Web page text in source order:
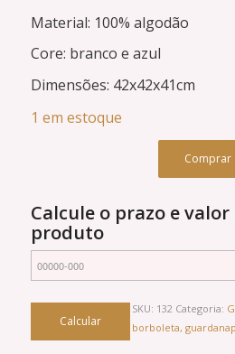
Material: 100% algodão
Core: branco e azul
Dimensões: 42x42x41cm
1 em estoque
Comprar
Calcule o prazo e
produto
SKU: 132 Categoria:
borboleta,